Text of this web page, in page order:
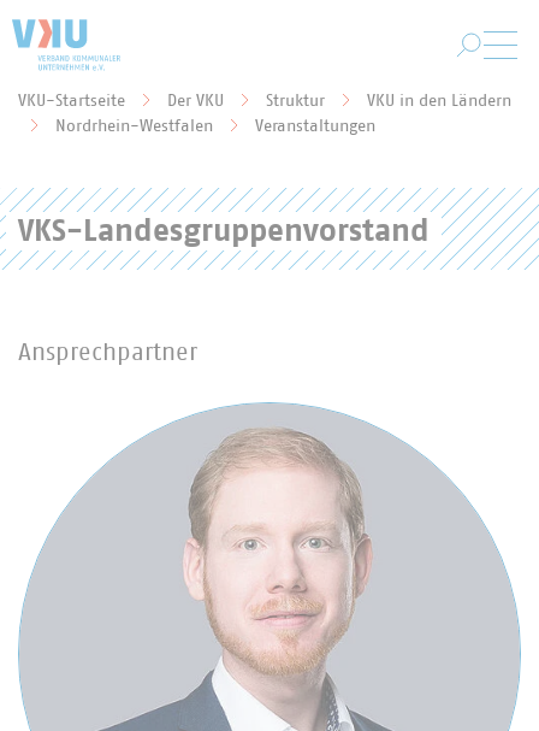
Sie befinden sich hier:
VKU-Startseite Der VKU Struktur
VKU in den Ländern
Nordrhein-Westfalen
Veranstaltungen
VKS-Landesgruppenvorstand
Ansprechpartner